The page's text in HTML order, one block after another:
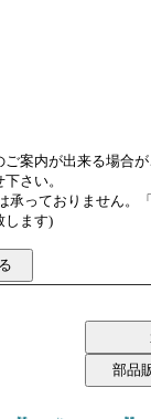
案内が出来る場合
さい。
承っておりません。
します)